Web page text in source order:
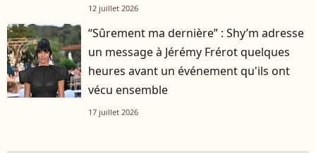
12 juillet 2026
“Sûrement ma dernière” : Shy’m adresse
un message à Jérémy Frérot quelques
heures avant un événement qu'ils ont
vécu ensemble
17 juillet 2026